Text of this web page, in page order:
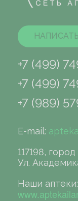
+7 (499)
+7 (499)
+7 (989)
E-mail:
117198,
Ул.
Наши аптеки: